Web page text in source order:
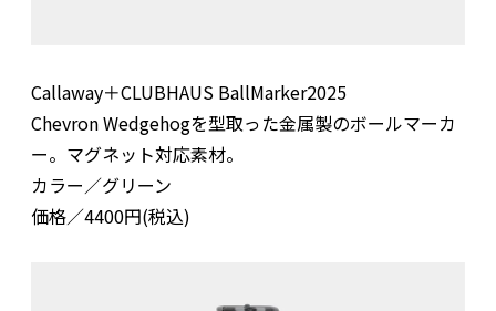
Callaway＋CLUBHAUS BallMarker2025
Chevron Wedgehogを型取った金属製のボールマーカ
ー。マグネット対応素材。
カラー／グリーン
価格／4400円(税込)